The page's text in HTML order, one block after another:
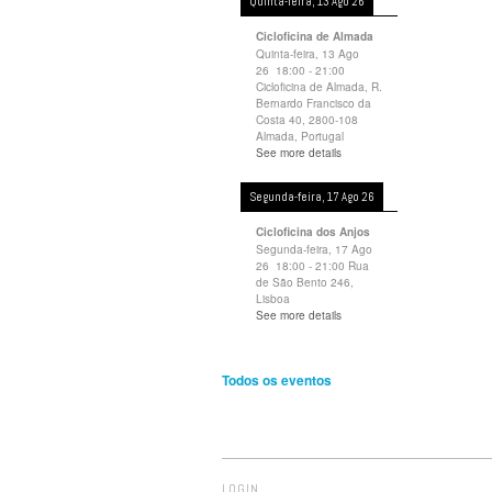
Cicloficina de Almada
Quinta-feira, 13 Ago
26 18:00 - 21:00
Cicloficina de Almada, R.
Bernardo Francisco da
Costa 40, 2800-108
Almada, Portugal
See more details
Segunda-feira, 17 Ago 26
Cicloficina dos Anjos
Segunda-feira, 17 Ago
26 18:00 - 21:00 Rua
de São Bento 246,
Lisboa
See more details
Todos os eventos
LOGIN